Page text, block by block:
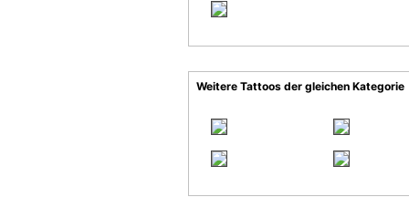
Weitere Tattoos der gleichen Kategorie